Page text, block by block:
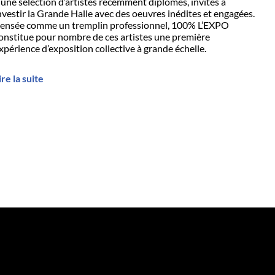
la Grande Halle avec des oeuvres inédites et engagées.
comme un tremplin professionnel, 100% L’EXPO
pour nombre de ces artistes une première
d’exposition collective à grande échelle.
la suite